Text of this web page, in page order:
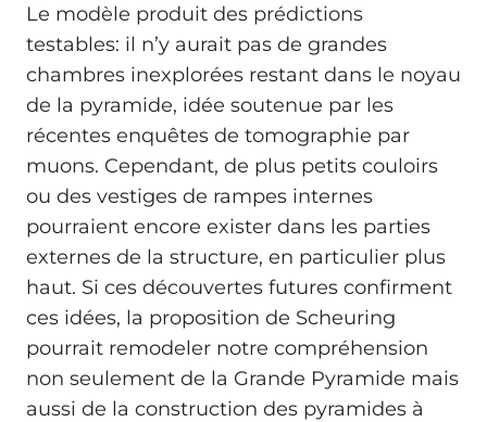
Le modèle produit des prédictions
testables: il n’y aurait pas de grandes
chambres inexplorées restant dans le noyau
de la pyramide, idée soutenue par les
récentes enquêtes de tomographie par
muons. Cependant, de plus petits couloirs
ou des vestiges de rampes internes
pourraient encore exister dans les parties
externes de la structure, en particulier plus
haut. Si ces découvertes futures confirment
ces idées, la proposition de Scheuring
pourrait remodeler notre compréhension
non seulement de la Grande Pyramide mais
aussi de la construction des pyramides à